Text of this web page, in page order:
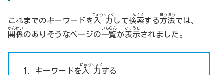
これまでのキーワードを 入力
にゅうりょく
して検索
けんさく
する方法
ほうほう
では、
関係
かんけい
のありそうなページの一覧
いちらん
が表示
ひょうじ
されました。
キーワードを 入力
にゅうりょく
する